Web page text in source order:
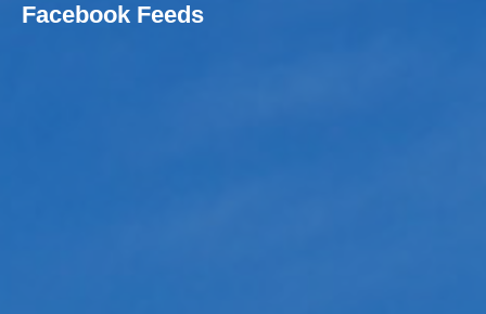
Facebook Feeds